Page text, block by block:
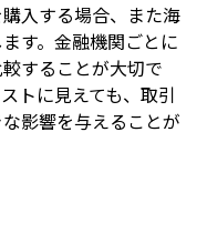
入する場合、また海
す。金融機関ごとに
することが大切で
トに見えても、取引
影響を与えることが